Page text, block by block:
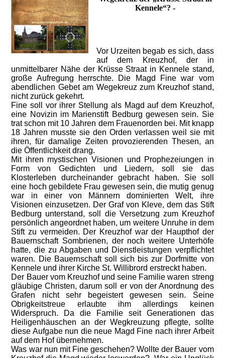
Kennele“? -
Vor Urzeiten begab es sich, dass
auf dem Kreuzhof, der in
unmittelbarer Nähe der Krüsse Straat in Kennele stand,
große Aufregung herrschte. Die Magd Fine war vom
abendlichen Gebet am Wegekreuz zum Kreuzhof stand,
nicht zurück gekehrt.
Fine soll vor ihrer Stellung als Magd auf dem Kreuzhof,
eine Novizin im Marienstift Bedburg gewesen sein. Sie
trat schon mit 10 Jahren dem Frauenorden bei. Mit knapp
18 Jahren musste sie den Orden verlassen weil sie mit
ihren, für damalige Zeiten provozierenden Thesen, an
die Öffentlichkeit drang.
Mit ihren mystischen Visionen und Prophezeiungen in
Form von Gedichten und Liedern, soll sie das
Klosterleben durcheinander gebracht haben. Sie soll
eine hoch gebildete Frau gewesen sein, die mutig genug
war in einer von Männern dominierten Welt, ihre
Visionen einzusetzen. Der Graf von Kleve, dem das Stift
Bedburg unterstand, soll die Versetzung zum Kreuzhof
persönlich angeordnet haben, um weitere Unruhe in dem
Stift zu vermeiden. Der Kreuzhof war der Haupthof der
Bauernschaft Sombrienen, der noch weitere Unterhöfe
hatte, die zu Abgaben und Dienstleistungen verpflichtet
waren. Die Bauernschaft soll sich bis zur Dorfmitte von
Kennele und ihrer Kirche St. Willibrord erstreckt haben.
Der Bauer vom Kreuzhof und seine Familie waren streng
gläubige Christen, darum soll er von der Anordnung des
Grafen nicht sehr begeistert gewesen sein. Seine
Obrigkeitstreue erlaubte ihm allerdings keinen
Widerspruch. Da die Familie seit Generationen das
Heiligenhäuschen an der Wegkreuzung pflegte, sollte
diese Aufgabe nun die neue Magd Fine nach ihrer Arbeit
auf dem Hof übernehmen.
Was war nun mit Fine geschehen? Wollte der Bauer vom